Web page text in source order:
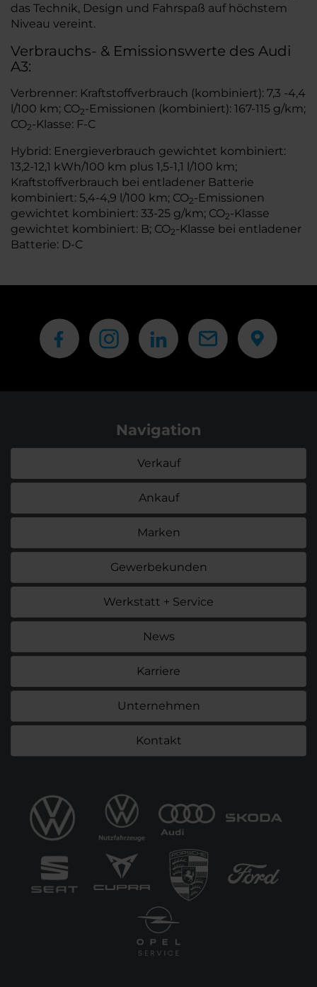
das Technik, Design und Fahrspaß auf höchstem
Niveau vereint.
Verbrauchs- & Emissionswerte des Audi
A3:
Verbrenner: Kraftstoffverbrauch (kombiniert): 7,3 -4,4
l/100 km; CO2-Emissionen (kombiniert): 167-115 g/km;
CO2-Klasse: F-C
Hybrid: Energieverbrauch gewichtet kombiniert:
13,2-12,1 kWh/100 km plus 1,5-1,1 l/100 km;
Kraftstoffverbrauch bei entladener Batterie
kombiniert: 5,4-4,9 l/100 km; CO2-Emissionen
gewichtet kombiniert: 33-25 g/km; CO2-Klasse
gewichtet kombiniert: B; CO2-Klasse bei entladener
Batterie: D-C
Navigation
Verkauf
Ankauf
Marken
Gewerbekunden
Werkstatt + Service
News
Karriere
Unternehmen
Kontakt